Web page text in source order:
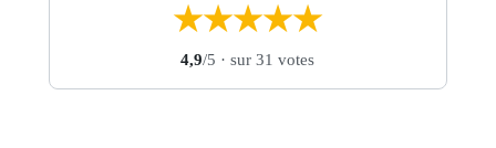
★★★★★
4,9/5 · sur 31 votes